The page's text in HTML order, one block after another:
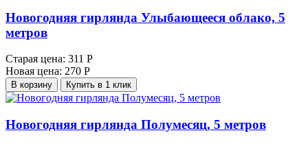
Новогодняя гирлянда Улыбающееся облако, 5
метров
Старая цена: 311 Р
Новая цена: 270 Р
В корзину Купить в 1 клик
Новогодняя гирлянда Полумесяц, 5 метров